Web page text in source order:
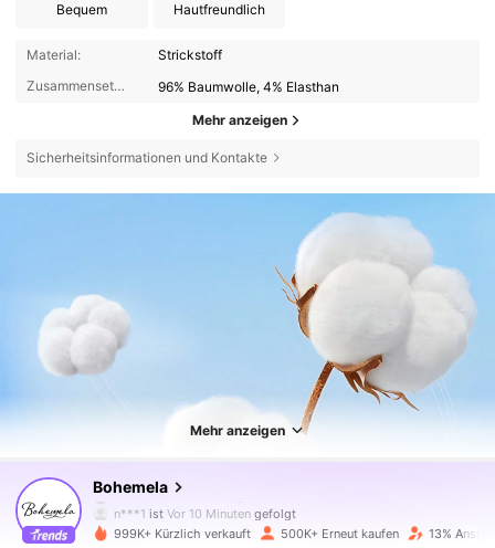
Bequem Hautfreundlich
Material:
Strickstoff
Zusammensetzung:
96% Baumwolle, 4% Elasthan
Mehr anzeigen
Sicherheitsinformationen und Kontakte
Mehr anzeigen
Bohemela
1.3M Follower
n***1 ist Vor 10 Minutengefolgt
999K+ Kürzlich verkauft 500K+ Erneut kaufen 13%